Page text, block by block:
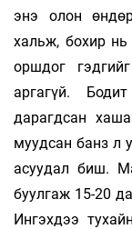
энэ олон
хальж, бохир нь
оршдог
аргагүй.
дарагдсан
муудсан банз л
асуудал биш.
буулгаж 15-20
Ингэхдээ